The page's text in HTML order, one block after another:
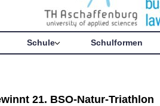
Schule Schulformen
21. BSO-Natur-Triathlon